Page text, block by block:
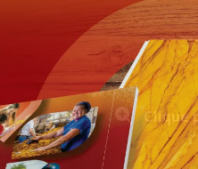
Clique